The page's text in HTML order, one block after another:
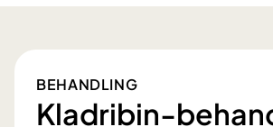
BEHANDLING
Kladribin-